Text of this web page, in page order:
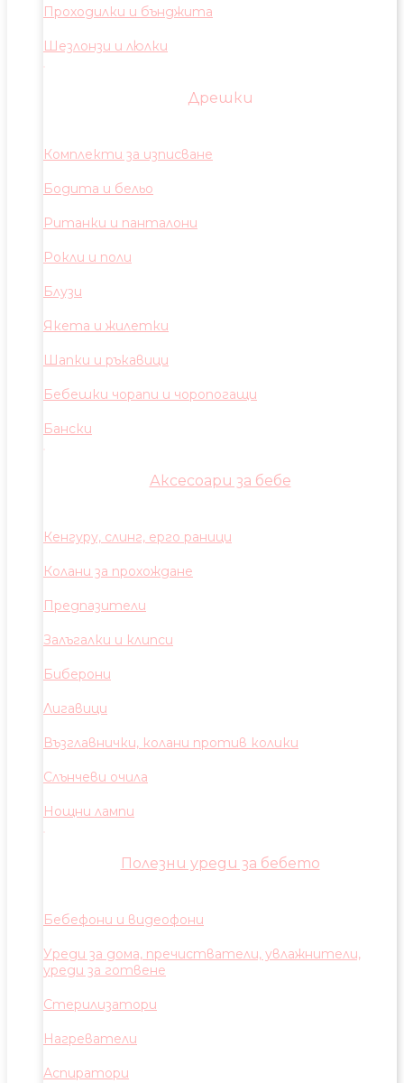
Проходилки и бънджита
Шезлонзи и люлки
Дрешки
Комплекти за изписване
Бодита и бельо
Ританки и панталони
Рокли и поли
Блузи
Якета и жилетки
Шапки и ръкавици
Бебешки чорапи и чоропогащи
Бански
Аксесоари за бебе
Кенгуру, слинг, ерго раници
Колани за прохождане
Предпазители
Залъгалки и клипси
Биберони
Лигавици
Възглавнички, колани против колики
Слънчеви очила
Нощни лампи
Полезни уреди за бебето
Бебефони и видеофони
Уреди за дома, пречистватели, увлажнители,
уреди за готвене
Стерилизатори
Нагреватели
Аспиратори